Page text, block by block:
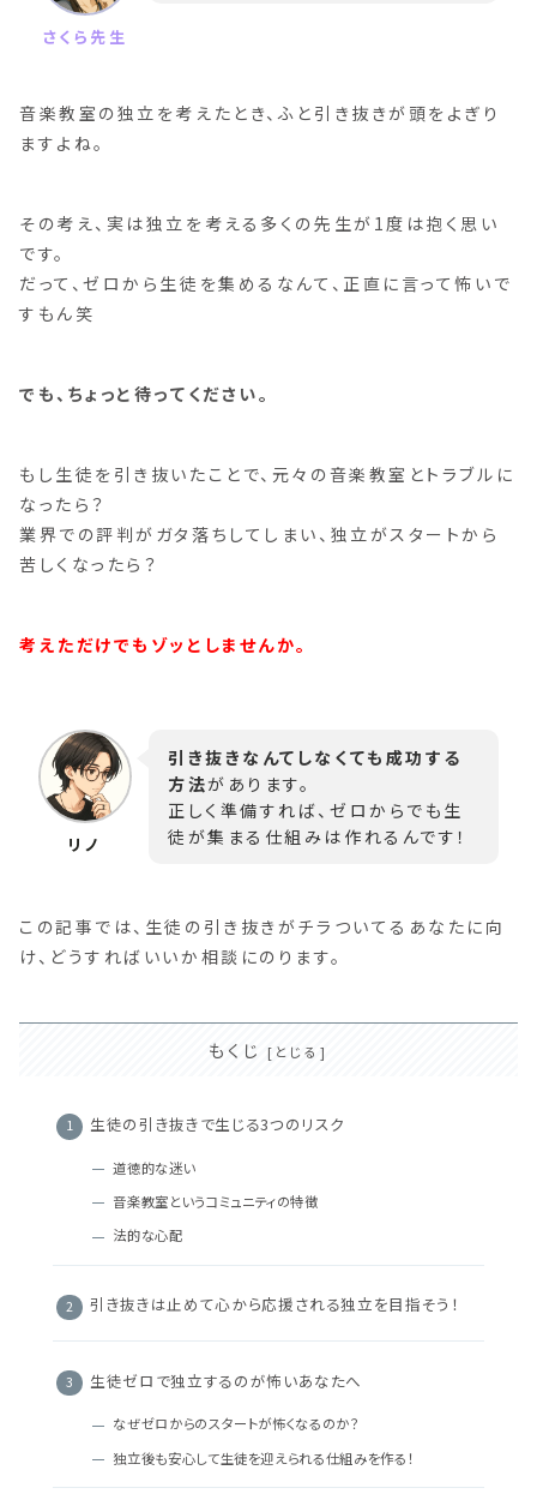
音楽教室の独立を考えたとき、ふと引き抜きが頭をよぎり
ますよね。
その考え、実は独立を考える多くの先生が1度は抱く思い
です。
だって、ゼロから生徒を集めるなんて、正直に言って怖いで
すもん笑
でも、ちょっと待ってください。
もし生徒を引き抜いたことで、元々の音楽教室とトラブルに
なったら？
業界での評判がガタ落ちしてしまい、独立がスタートから
苦しくなったら？
考えただけでもゾッとしませんか。
引き抜きなんてしなくても成功する
方法があります。
正しく準備すれば、ゼロからでも生
徒が集まる仕組みは作れるんです！
この記事では、生徒の引き抜きがチラついてるあなたに向
け、どうすればいいか相談にのります。
もくじ
生徒の引き抜きで生じる3つのリスク
道徳的な迷い
音楽教室というコミュニティの特徴
法的な心配
引き抜きは止めて心から応援される独立を目指そう！
生徒ゼロで独立するのが怖いあなたへ
なぜゼロからのスタートが怖くなるのか？
独立後も安心して生徒を迎えられる仕組みを作る！